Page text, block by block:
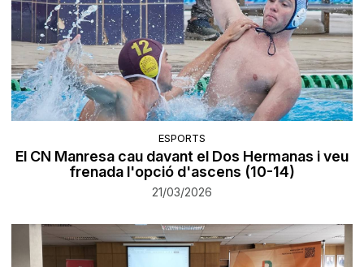
ESPORTS
El CN Manresa cau davant el Dos Hermanas i veu
frenada l'opció d'ascens (10-14)
21/03/2026